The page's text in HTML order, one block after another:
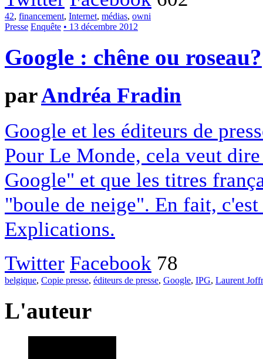
42, financement, Internet, médias, owni
Presse Enquête • 13 décembre 2012
Google : chêne ou roseau?
parAndréa Fradin
Google et les éditeurs de
Pour Le Monde, cela veut
Google" et que les titres
"boule de neige". En fait,
Explications.
Twitter Facebook 78
belgique, Copie presse, éditeurs de presse, Google, IPG, Laurent
L'auteur